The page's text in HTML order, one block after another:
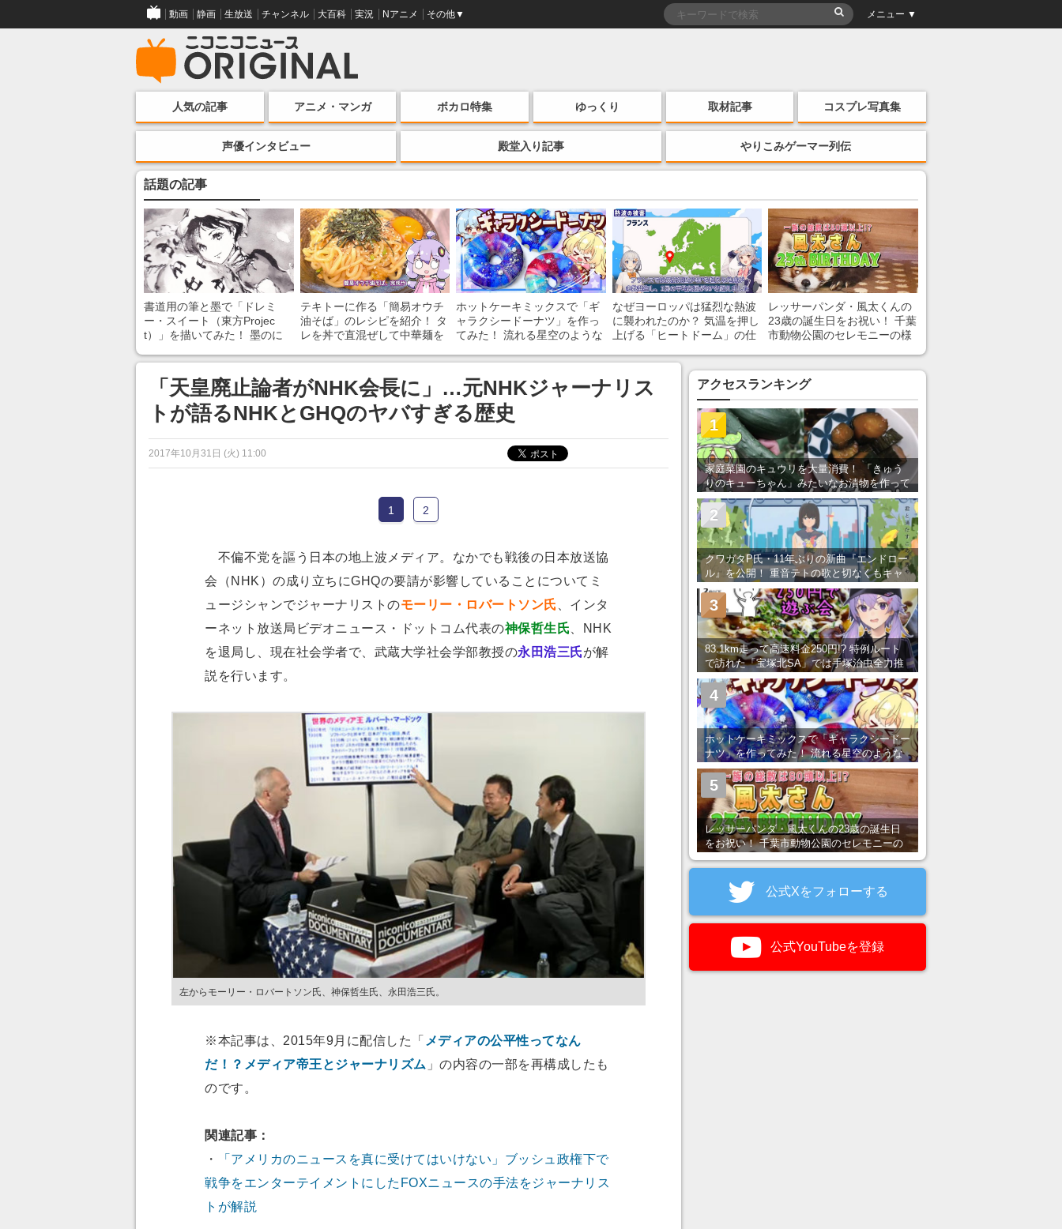
動画 静画 生放送 チャンネル 大百科 実況 Nアニメ その他▼ メニュー ▼
人気の記事 アニメ・マンガ ボカロ特集 ゆっくり 取材記事 コスプレ写真集
声優インタビュー 殿堂入り記事 やりこみゲーマー列伝
話題の記事
書道用の筆と墨で「ドレミ
ー・スイート（東方Projec
t）」を描いてみた！ 墨のに
目が釘づけ
テキトーに作る「簡易オウチ
油そば」のレシピを紹介！ タ
レを丼で直混ぜして中華麺を
のに超うまそう
ホットケーキミックスで「ギ
ャラクシードーナツ」を作っ
てみた！ 流れる星空のような
なぜヨーロッパは猛烈な熱波
に襲われたのか？ 気温を押し
上げる「ヒートドーム」の仕
レッサーパンダ・風太くんの
23歳の誕生日をお祝い！ 千葉
市動物公園のセレモニーの様
「天皇廃止論者がNHK会長に」…元NHKジャーナリス
トが語るNHKとGHQのヤバすぎる歴史
2017年10月31日 (火) 11:00
1 2
不偏不党を謳う日本の地上波メディア。なかでも戦後の日本放送協
会（NHK）の成り立ちにGHQの要請が影響していることについてミ
ュージシャンでジャーナリストのモーリー・ロバートソン氏 、インタ
ーネット放送局ビデオニュース・ドットコム代表の神保哲生氏 、NHK
を退局し、現在社会学者で、武蔵大学社会学部教授の永田浩三氏が解
説を行います。
左からモーリー・ロバートソン氏、神保哲生氏、永田浩三氏。
※本記事は、2015年9月に配信した「 メディアの公平性ってなん
だ！？メディア帝王とジャーナリズム 」の内容の一部を再構成したも
のです。
関連記事：
・
「アメリカのニュースを真に受けてはいけない」ブッシュ政権下で
戦争をエンターテイメントにしたFOXニュースの手法をジャーナリス
トが解説
アクセスランキング
家庭菜園のキュウリを大量消費！ 「きゅう
りのキューちゃん」みたいなお漬物を作って
みた
1
クワガタP氏・11年ぶりの新曲『エンドロー
ル』を公開！ 重音テトの歌と切なくもキャ
ッチーなメロディーが胸にしみる
2
83.1km走って高速料金250円!? 特例ルート
で訪れた「宝塚北SA」では手塚治虫全力推
し＆関西グルメが楽しめる！
3
ホットケーキミックスで「ギャラクシードー
ナツ」を作ってみた！ 流れる星空のような
レンチン・レシピを紹介
4
レッサーパンダ・風太くんの23歳の誕生日
をお祝い！ 千葉市動物公園のセレモニーの
5
公式Xをフォローする
公式YouTubeを登録